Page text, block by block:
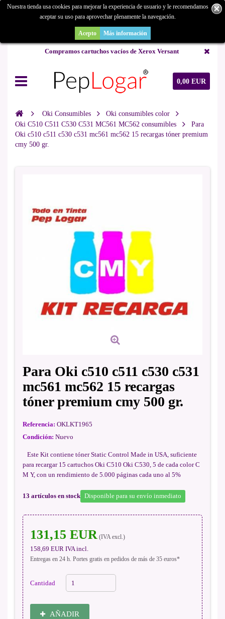
¿Buscas un repuesto de copiadora o buscas una de ocasión y no la
encuentras? Consúltanos.
Compramos cartuchos vacíos de Xerox Versant
0,00 EUR
Nuestra tienda usa cookies para mejorar la experiencia de usuario y le recomendamos
aceptar su uso para aprovechar plenamente la navegación.
Acepto Más información
Oki Consumibles
Oki consumibles color
Oki C510 C511 C530 C531 MC561 MC562 consumibles
Para
Oki c510 c511 c530 c531 mc561 mc562 15 recargas tóner premium
cmy 500 gr.
Para Oki c510 c511 c530 c531
mc561 mc562 15 recargas
tóner premium cmy 500 gr.
Referencia: OKLKT1965
Condición: Nuevo
Este Kit contiene tóner Static Control Made in USA, suficiente
para recargar 15 cartuchos Oki C510 Oki C530, 5 de cada color C
M Y, con un rendimiento de 5.000 páginas cada uno al 5%
13 artículos en stock Disponible para su envío inmediato
131,15 EUR (IVA excl.)
158,69 EUR IVA incl.
Entregas en 24 h. Portes gratis en pedidos de más de 35 euros*
Cantidad
AÑADIR